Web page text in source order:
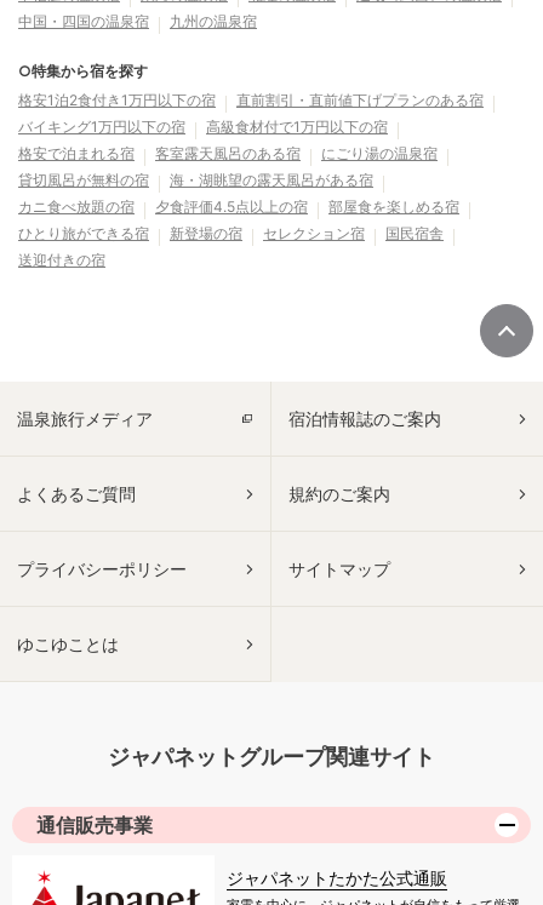
中国・四国の温泉宿
九州の温泉宿
○特集から宿を探す
格安1泊2食付き1万円以下の宿
直前割引・直前値下げプランのある宿
バイキング1万円以下の宿
高級食材付で1万円以下の宿
格安で泊まれる宿
客室露天風呂のある宿
にごり湯の温泉宿
貸切風呂が無料の宿
海・湖眺望の露天風呂がある宿
カニ食べ放題の宿
夕食評価4.5点以上の宿
部屋食を楽しめる宿
ひとり旅ができる宿
新登場の宿 セレクション宿
国民宿舎
送迎付きの宿
温泉旅行メディア 宿泊情報誌のご案内
よくあるご質問 規約のご案内
プライバシーポリシー サイトマップ
ゆこゆことは
ジャパネットグループ関連サイト
通信販売事業
ジャパネットたかた公式通販